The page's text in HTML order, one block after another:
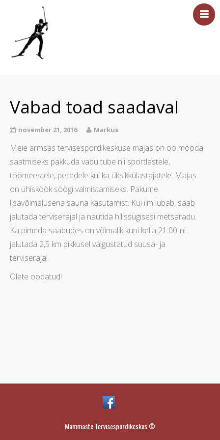
Majutus
Ettevõtetele
Üritused
Hinnakiri
Asukoht ja kontakt
Vabad toad saadaval
november 21, 2016 Markus
Meie armsas tervisespordikeskuse majas on öö mööda
saatmiseks pakkuda vabu tube nii sportlastele,
töömeestele, peredele kui ka üksikkülastajatele. Majas
on ühisköök söögi valmistamiseks. Pakume
lisavõimalusena sauna kasutamist. Kui ilm lubab, saab
jalutada terviserajal ja nautida hilissügisesi metsaradu.
Ka pimeda saabudes on võimalik kuni kella 21:00-ni
jalutada 2,5 km pikkusel valgustatud suusa- ja
terviserajal.
Olete oodatud!
Mammaste Tervisespordikeskus ©